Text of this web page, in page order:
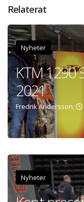
Relaterat
Nyheter
KTM 1290
2021
Fredrik Andersson,
Nyheter